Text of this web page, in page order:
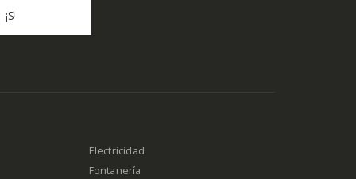
Electricidad
Fontanería